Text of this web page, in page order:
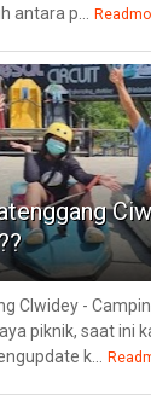
antara p...
CIwidey -
piknik, saat ini
k...